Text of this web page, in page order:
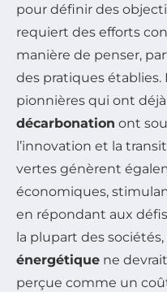
pour définir des
requiert des efforts
manière de penser,
des pratiques établies.
pionnières qui ont
décarbonation ont
l’innovation et la
vertes génèrent
économiques,
en répondant aux
la plupart des
énergétique ne
perçue comme un